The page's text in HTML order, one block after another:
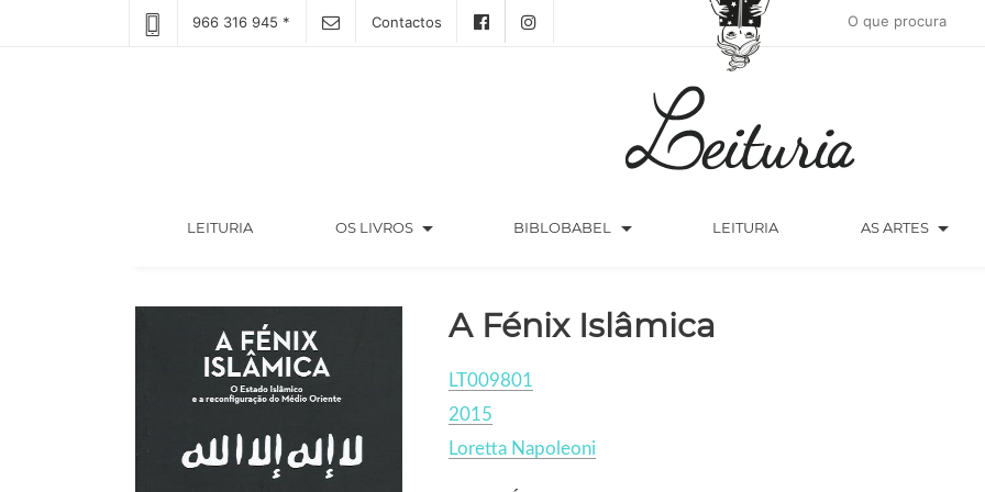
966 316 945 * Contactos
LEITURIA(CURRENT) OS LIVROS arrow_drop_down BIBLOBABEL arrow_drop_down LEITURIA AS ARTES arrow_drop_down
A Fénix Islâmica
LT009801
2015
Loretta Napoleoni